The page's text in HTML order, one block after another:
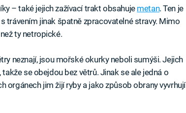
– také jejich zažívací trakt obsahuje metan. Ten je
trávením jinak špatně zpracovatelné stravy. Mimo
ty netropické.
neznají, jsou mořské okurky neboli sumýši. Jejich
se obejdou bez větrů. Jinak se ale jedná o
orgánech jim žijí ryby a jako způsob obrany vyvrhují